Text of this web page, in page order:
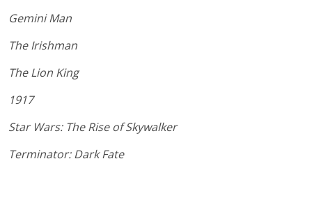
Gemini Man
The Irishman
The Lion King
1917
Star Wars: The Rise of Skywalker
Terminator: Dark Fate